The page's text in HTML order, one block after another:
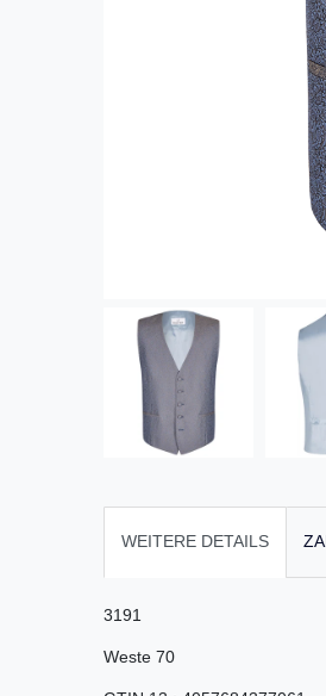
WEITERE DETAILS
3191
Weste 70